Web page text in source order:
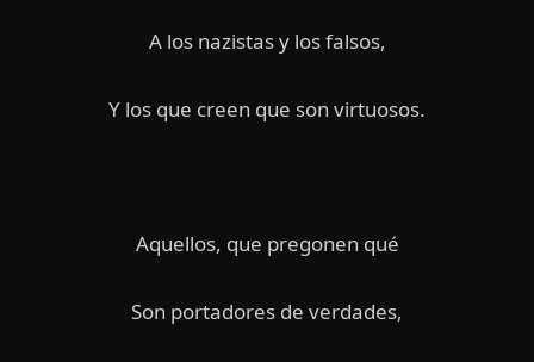
A los nazistas y los falsos,
Y los que creen que son virtuosos.
Aquellos, que pregonen qué
Son portadores de verdades,